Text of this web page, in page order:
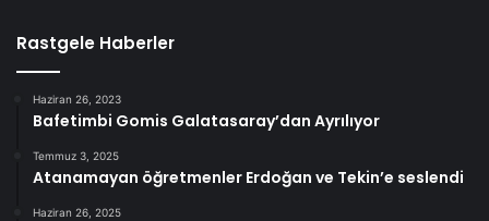
Rastgele Haberler
Haziran 26, 2023
Bafetimbi Gomis Galatasaray’dan Ayrılıyor
Temmuz 3, 2025
Atanamayan öğretmenler Erdoğan ve Tekin’e seslendi
Haziran 26, 2025